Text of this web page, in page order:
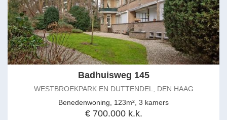
Badhuisweg 145
WESTBROEKPARK EN DUTTENDEL, DEN HAAG
Benedenwoning, 123m², 3 kamers
€ 700.000 k.k.